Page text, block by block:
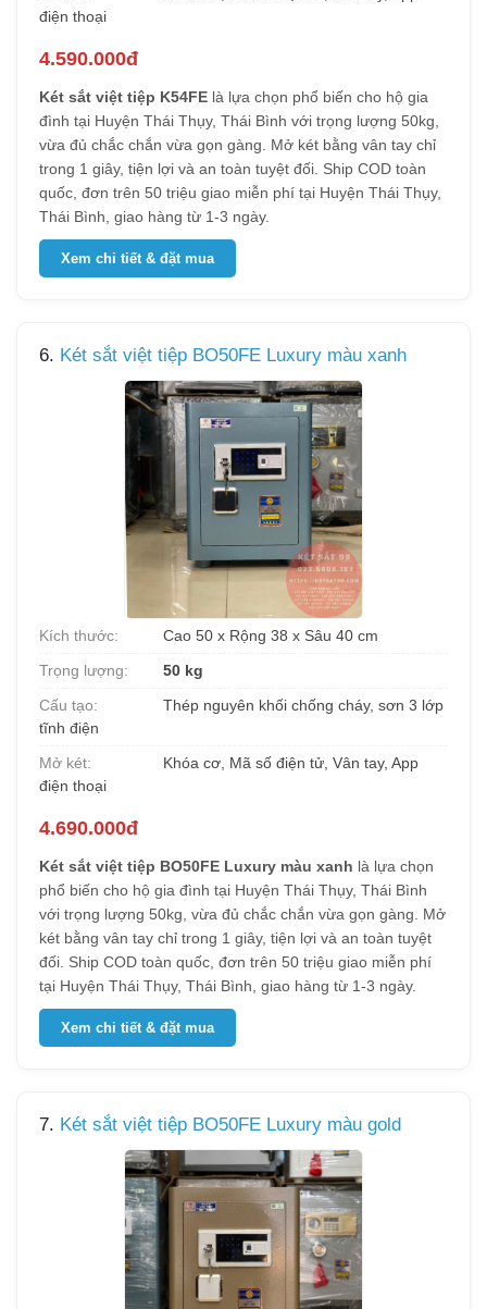
điện thoại
4.590.000đ
Két sắt việt tiệp K54FE là lựa chọn phổ biến cho hộ gia
đình tại Huyện Thái Thụy, Thái Bình với trọng lượng 50kg,
vừa đủ chắc chắn vừa gọn gàng. Mở két bằng vân tay chỉ
trong 1 giây, tiện lợi và an toàn tuyệt đối. Ship COD toàn
quốc, đơn trên 50 triệu giao miễn phí tại Huyện Thái Thụy,
Thái Bình, giao hàng từ 1-3 ngày.
Xem chi tiết & đặt mua
6. Két sắt việt tiệp BO50FE Luxury màu xanh
Kích thước:
Cao 50 x Rộng 38 x Sâu 40 cm
Trọng lượng:
50 kg
Cấu tạo:
Thép nguyên khối chống cháy, sơn 3 lớp
tĩnh điện
Mở két:
Khóa cơ, Mã số điện tử, Vân tay, App
điện thoại
4.690.000đ
Két sắt việt tiệp BO50FE Luxury màu xanh là lựa chọn
phổ biến cho hộ gia đình tại Huyện Thái Thụy, Thái Bình
với trọng lượng 50kg, vừa đủ chắc chắn vừa gọn gàng. Mở
két bằng vân tay chỉ trong 1 giây, tiện lợi và an toàn tuyệt
đối. Ship COD toàn quốc, đơn trên 50 triệu giao miễn phí
tại Huyện Thái Thụy, Thái Bình, giao hàng từ 1-3 ngày.
Xem chi tiết & đặt mua
7. Két sắt việt tiệp BO50FE Luxury màu gold